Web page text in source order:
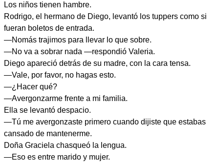
Los niños tienen hambre.
Rodrigo, el hermano de Diego, levantó los tuppers como si
fueran boletos de entrada.
—Nomás trajimos para llevar lo que sobre.
—No va a sobrar nada —respondió Valeria.
Diego apareció detrás de su madre, con la cara tensa.
—Vale, por favor, no hagas esto.
—¿Hacer qué?
—Avergonzarme frente a mi familia.
Ella se levantó despacio.
—Tú me avergonzaste primero cuando dijiste que estabas
cansado de mantenerme.
Doña Graciela chasqueó la lengua.
—Eso es entre marido y mujer.